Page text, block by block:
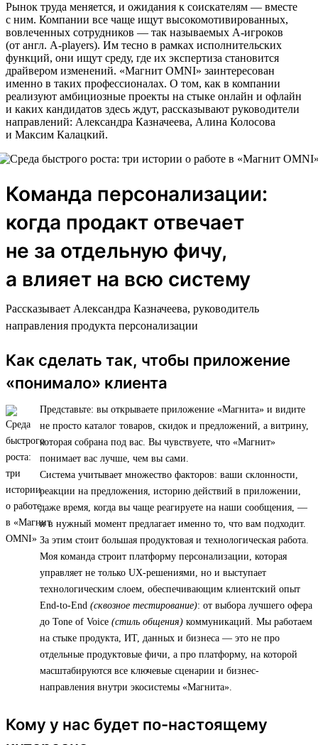
Рынок труда меняется, и ожидания к соискателям — вместе
с ним. Компании все чаще ищут высокомотивированных,
вовлеченных сотрудников — так называемых А-игроков
(от англ. A-players). Им тесно в рамках исполнительских
функций, они ищут среду, где их экспертиза становится
драйвером изменений. «Магнит OMNI» заинтересован
именно в таких профессионалах. О том, как в компании
реализуют амбициозные проекты на стыке онлайн и офлайн
и каких кандидатов здесь ждут, рассказывают руководители
направлений: Александра Казначеева, Алина Колосова
и Максим Калацкий.
Команда персонализации:
когда продакт отвечает
не за отдельную фичу,
а влияет на всю систему
Рассказывает Александра Казначеева, руководитель
направления продукта персонализации
Как сделать так, чтобы приложение
«понимало» клиента
Представьте: вы открываете приложение «Магнита» и видите
не просто каталог товаров, скидок и предложений, а витрину,
которая собрана под вас. Вы чувствуете, что «Магнит»
понимает вас лучше, чем вы сами.
Система учитывает множество факторов: ваши склонности,
реакции на предложения, историю действий в приложении,
даже время, когда вы чаще реагируете на наши сообщения, —
и в нужный момент предлагает именно то, что вам подходит.
За этим стоит большая продуктовая и технологическая работа.
Моя команда строит платформу персонализации, которая
управляет не только UX-решениями, но и выступает
технологическим слоем, обеспечивающим клиентский опыт
End-to-End (сквозное тестирование): от выбора лучшего офера
до Tone of Voice (стиль общения) коммуникаций. Мы работаем
на стыке продукта, ИТ, данных и бизнеса — это не про
отдельные продуктовые фичи, а про платформу, на которой
масштабируются все ключевые сценарии и бизнес-
направления внутри экосистемы «Магнита».
Кому у нас будет по-настоящему